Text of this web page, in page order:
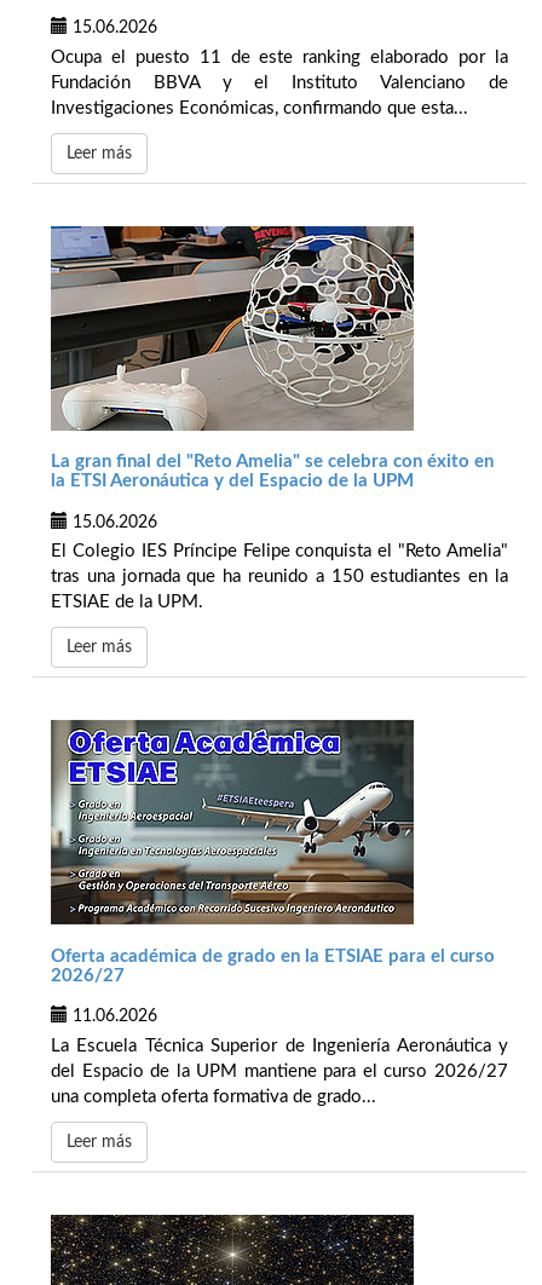
15.06.2026
Ocupa el puesto 11 de este ranking elaborado por la
Fundación BBVA y el Instituto Valenciano de
Investigaciones Económicas, confirmando que esta...
Leer más
La gran final del "Reto Amelia" se celebra con éxito en
la ETSI Aeronáutica y del Espacio de la UPM
15.06.2026
El Colegio IES Príncipe Felipe conquista el "Reto Amelia"
tras una jornada que ha reunido a 150 estudiantes en la
ETSIAE de la UPM.
Leer más
Oferta académica de grado en la ETSIAE para el curso
2026/27
11.06.2026
La Escuela Técnica Superior de Ingeniería Aeronáutica y
del Espacio de la UPM mantiene para el curso 2026/27
una completa oferta formativa de grado...
Leer más